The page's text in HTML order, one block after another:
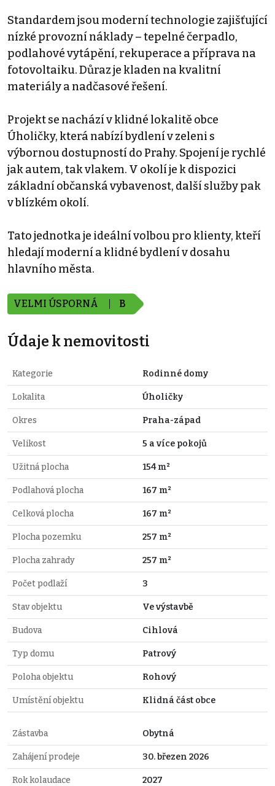
Standardem jsou moderní technologie zajišťující
nízké provozní náklady – tepelné čerpadlo,
podlahové vytápění, rekuperace a příprava na
fotovoltaiku. Důraz je kladen na kvalitní
materiály a nadčasové řešení.
Projekt se nachází v klidné lokalitě obce
Úholičky, která nabízí bydlení v zeleni s
výbornou dostupností do Prahy. Spojení je rychlé
jak autem, tak vlakem. V okolí je k dispozici
základní občanská vybavenost, další služby pak
v blízkém okolí.
Tato jednotka je ideální volbou pro klienty, kteří
hledají moderní a klidné bydlení v dosahu
hlavního města.
VELMI ÚSPORNÁ B
Údaje k nemovitosti
Kategorie Rodinné domy
Lokalita Úholičky
Okres Praha-západ
Velikost 5 a více pokojů
Užitná plocha 154 m²
Podlahová plocha 167 m²
Celková plocha 167 m²
Plocha pozemku 257 m²
Plocha zahrady 257 m²
Počet podlaží 3
Stav objektu Ve výstavbě
Budova Cihlová
Typ domu Patrový
Poloha objektu Rohový
Umístění objektu Klidná část obce
Zástavba Obytná
Zahájení prodeje 30. březen 2026
Rok kolaudace 2027